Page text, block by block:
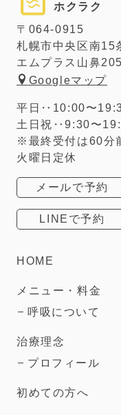
ホクラク
〒064-0915
札幌市中央区南15
エムプラス山鼻205
Googleマップ
平日‥10:00〜
土日祝‥9:30〜
※最終受付は60分
火曜日定休
メールで予約
LINEで予約
HOME
メニュー・料金
呼吸について
治療理念
プロフィール
初めての方へ